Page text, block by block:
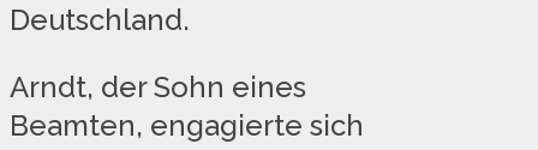
Deutschland.
Arndt, der Sohn eines
Beamten, engagierte sich